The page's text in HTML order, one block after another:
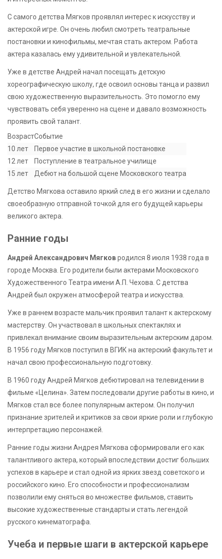
С самого детства Мягков проявлял интерес к искусству и
актерской игре. Он очень любил смотреть театральные
постановки и кинофильмы, мечтая стать актером. Работа
актера казалась ему удивительной и увлекательной.
Уже в детстве Андрей начал посещать детскую
хореографическую школу, где освоил основы танца и развил
свою художественную выразительность. Это помогло ему
чувствовать себя уверенно на сцене и давало возможность
проявить свой талант.
ВозрастСобытие
10 лет
Первое участие в школьной постановке
12 лет
Поступление в театральное училище
15 лет
Дебют на большой сцене Московского театра
Детство Мягкова оставило яркий след в его жизни и сделало
своеобразную отправной точкой для его будущей карьеры
великого актера.
Ранние годы
Андрей Александрович Мягковродился 8 июля 1938 года в
городе Москва. Его родители были актерами Московского
Художественного Театра имени А.П. Чехова. С детства
Андрей был окружен атмосферой театра и искусства.
Уже в раннем возрасте мальчик проявил талант к актерскому
мастерству. Он участвовал в школьных спектаклях и
привлекал внимание своим выразительным актерским даром.
В 1956 году Мягков поступил в ВГИК на актерский факультет и
начал свою профессиональную подготовку.
В 1960 году Андрей Мягков дебютировал на телевидении в
фильме «Целина». Затем последовали другие работы в кино, и
Мягков стал все более популярным актером. Он получил
признание зрителей и критиков за свои яркие роли и глубокую
интерпретацию персонажей.
Ранние годы жизни Андрея Мягкова сформировали его как
талантливого актера, который впоследствии достиг больших
успехов в карьере и стал одной из ярких звезд советского и
российского кино. Его способности и профессионализм
позволили ему сняться во множестве фильмов, ставить
высокие художественные стандарты и стать легендой
русского кинематографа.
Учеба и первые шаги в актерской карьере